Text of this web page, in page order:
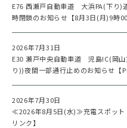
E76 西瀬戸自動車道 大浜PA(下り)
時閉鎖のお知らせ【8月3日(月)9時
2026年7月31日
E30 瀬戸中央自動車道 児島IC(岡
り))夜間一部通行止めのお知らせ【
2026年7月30日
≪2026年8月5日(水)≫充電スポット
リンク】